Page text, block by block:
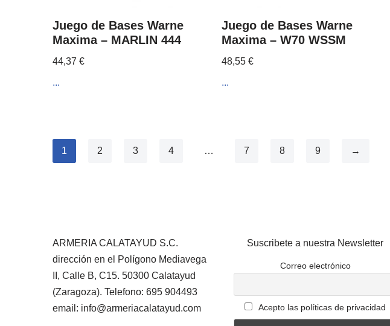
Juego de Bases Warne
Maxima – MARLIN 444
44,37 €
...
Juego de Bases Warne
Maxima – W70 WSSM
48,55 €
...
1 2 3 4 … 7 8 9 →
ARMERIA CALATAYUD S.C.
dirección en el Polígono Mediavega
II, Calle B, C15. 50300 Calatayud
(Zaragoza). Telefono: 695 904493
email: info@armeriacalatayud.com
Suscribete a nuestra Newsletter
Correo electrónico
Acepto las políticas de privacidad